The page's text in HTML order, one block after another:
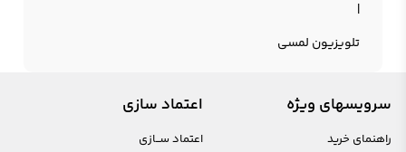
|
تلویزیون لمسی
سرویسهای ویژه
راهنمای خرید
اعتماد سازی
اعتماد ســازی